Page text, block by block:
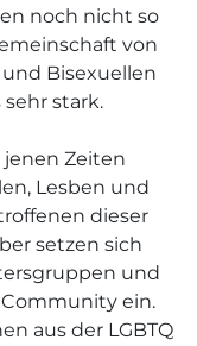
noch nicht so
von
Bisexuellen
stark.
jenen Zeiten
Lesben und
dieser
setzen sich
und
Community ein.
aus der LGBTQ